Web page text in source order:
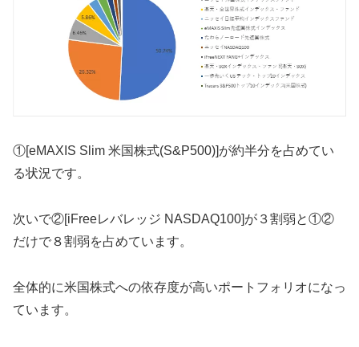
①[eMAXIS Slim 米国株式(S&P500)]が約半分を占めてい
る状況です。
次いで②[iFreeレバレッジ NASDAQ100]が３割弱と①②
だけで８割弱を占めています。
全体的に米国株式への依存度が高いポートフォリオになっ
ています。